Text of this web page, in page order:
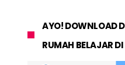
AYO! DOWNLOAD
RUMAH BELAJAR